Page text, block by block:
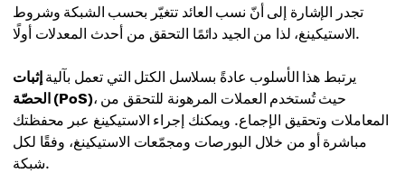
تجدر الإشارة إلى أنّ نسب العائد تتغيّر بحسب الشبكة وشروط
الاستيكينغ، لذا من الجيد دائمًا التحقق من أحدث المعدلات أولًا.
يرتبط هذا الأسلوب عادةً بسلاسل الكتل التي تعمل بآليةإثبات
الحصّة (PoS)، حيث تُستخدم العملات المرهونة للتحقق من
المعاملات وتحقيق الإجماع. ويمكنك إجراء الاستيكينغ عبر محفظتك
مباشرة أو من خلال البورصات ومجمّعات الاستيكينغ، وفقًا لكل
شبكة.